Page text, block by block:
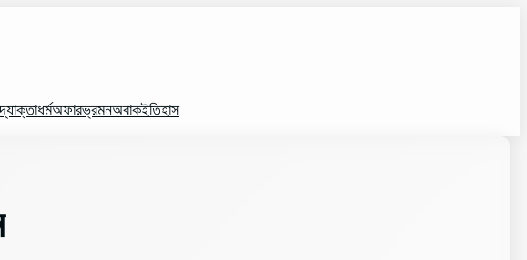
ধর্মঅফারভ্রমনঅবাকইতিহাস